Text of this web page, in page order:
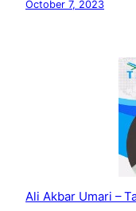
October 7, 2023
Ali Akbar Umari –